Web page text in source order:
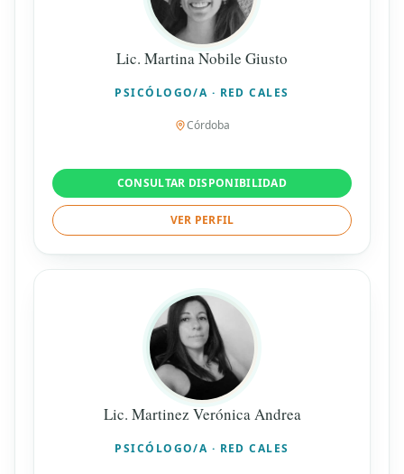
Lic. Martina Nobile Giusto
PSICÓLOGO/A · RED CALES
Córdoba
CONSULTAR DISPONIBILIDAD
VER PERFIL
Lic. Martinez Verónica Andrea
PSICÓLOGO/A · RED CALES